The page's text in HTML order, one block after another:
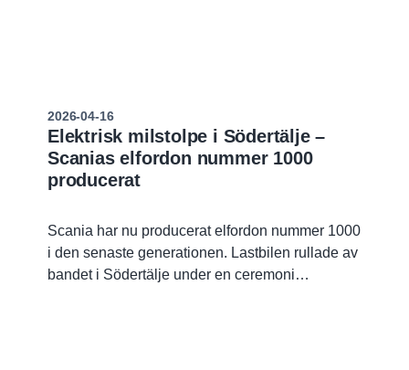
2026-04-16
Elektrisk milstolpe i Södertälje –
Scanias elfordon nummer 1000
producerat
Scania har nu producerat elfordon nummer 1000
i den senaste generationen. Lastbilen rullade av
bandet i Södertälje under en ceremoni